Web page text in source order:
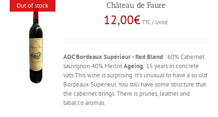
Out of stock Château de Faure
12,00€ TTC / Unité
AOC Bordeaux Supérieur - RedBlend : 60% Cabernet
sauvignon 40% MerlotAgeing: 15 years in concrete
vats This wine is surprising. It's unusual to have a so old
Bordeaux Superieur. You still have some structure that
the cabernet brings. There is prunes, leather and
tabacco aromas.